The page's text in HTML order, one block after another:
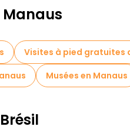
Visites à pied gratuites
Musées en Manaus